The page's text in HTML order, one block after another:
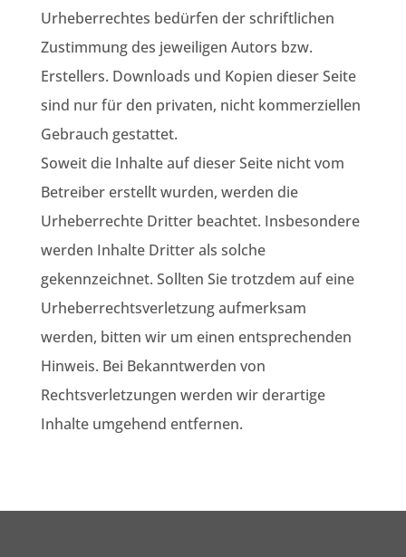
Urheberrechtes bedürfen der schriftlichen
Zustimmung des jeweiligen Autors bzw.
Erstellers. Downloads und Kopien dieser Seite
sind nur für den privaten, nicht kommerziellen
Gebrauch gestattet.
Soweit die Inhalte auf dieser Seite nicht vom
Betreiber erstellt wurden, werden die
Urheberrechte Dritter beachtet. Insbesondere
werden Inhalte Dritter als solche
gekennzeichnet. Sollten Sie trotzdem auf eine
Urheberrechtsverletzung aufmerksam
werden, bitten wir um einen entsprechenden
Hinweis. Bei Bekanntwerden von
Rechtsverletzungen werden wir derartige
Inhalte umgehend entfernen.